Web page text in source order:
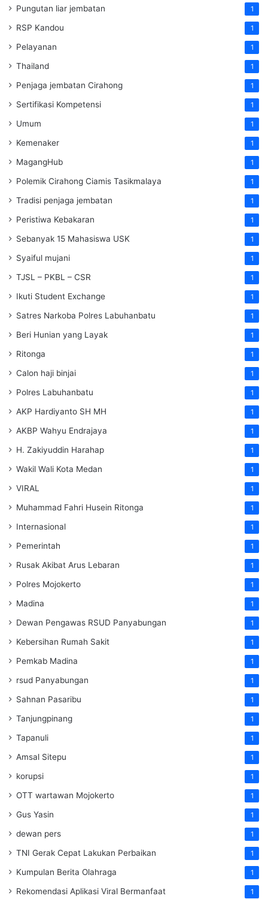
Pungutan liar jembatan 1
RSP Kandou 1
Pelayanan 1
Thailand 1
Penjaga jembatan Cirahong 1
Sertifikasi Kompetensi 1
Umum 1
Kemenaker 1
MagangHub 1
Polemik Cirahong Ciamis Tasikmalaya 1
Tradisi penjaga jembatan 1
Peristiwa Kebakaran 1
Sebanyak 15 Mahasiswa USK 1
Syaiful mujani 1
TJSL – PKBL – CSR 1
Ikuti Student Exchange 1
Satres Narkoba Polres Labuhanbatu 1
Beri Hunian yang Layak 1
Ritonga 1
Calon haji binjai 1
Polres Labuhanbatu 1
AKP Hardiyanto SH MH 1
AKBP Wahyu Endrajaya 1
H. Zakiyuddin Harahap 1
Wakil Wali Kota Medan 1
VIRAL 1
Muhammad Fahri Husein Ritonga 1
Internasional 1
Pemerintah 1
Rusak Akibat Arus Lebaran 1
Polres Mojokerto 1
Madina 1
Dewan Pengawas RSUD Panyabungan 1
Kebersihan Rumah Sakit 1
Pemkab Madina 1
rsud Panyabungan 1
Sahnan Pasaribu 1
Tanjungpinang 1
Tapanuli 1
Amsal Sitepu 1
korupsi 1
OTT wartawan Mojokerto 1
Gus Yasin 1
dewan pers 1
TNI Gerak Cepat Lakukan Perbaikan 1
Kumpulan Berita Olahraga 1
Rekomendasi Aplikasi Viral Bermanfaat 1